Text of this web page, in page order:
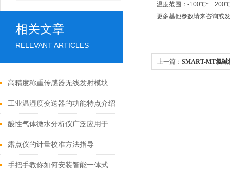
相关文章
RELEVANT ARTICLES
高精度称重传感器无线发射模块不稳怎么办？
工业温湿度变送器的功能特点介绍
酸性气体微水分析仪广泛应用于环境监测和工业过程控制中
露点仪的计量校准方法指导
手把手教你如何安装智能一体式涡街流量计
温度范围：-100℃~
更多基他参数请来咨询或
上一篇： SMART-MT氯碱